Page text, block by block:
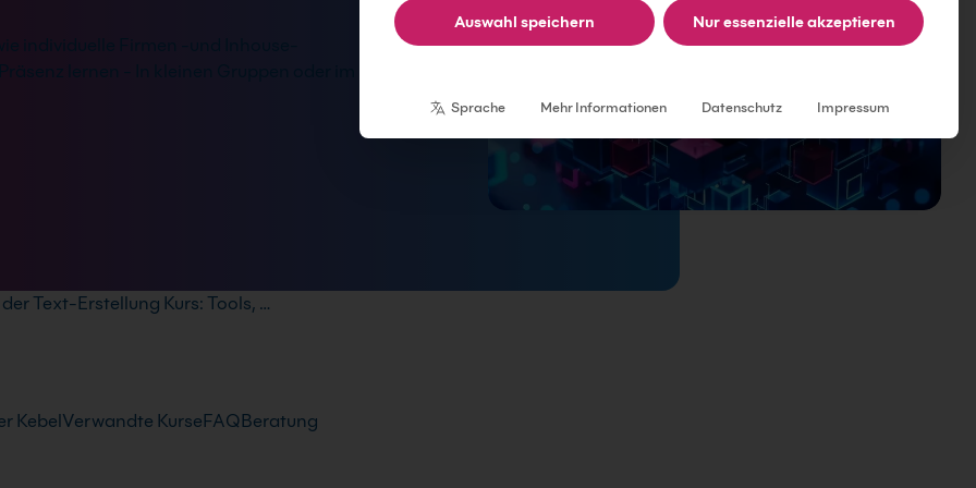
individuelle Firmen -und Inhouse-
lernen - In kleinen Gruppen oder im
der Text-Erstellung Kurs: Tools, …
KebelVerwandte KurseFAQBeratung
Auswahl speichern Nur essenzielle akzeptieren
Sprache Mehr Informationen Datenschutz Impressum